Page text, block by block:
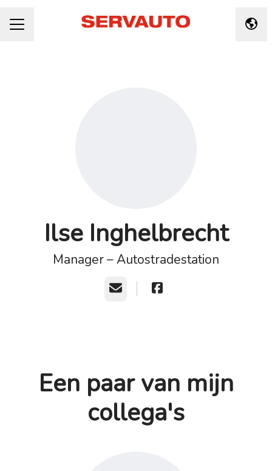
CARRIÈREMENU Taal
Ilse Inghelbrecht
Manager – Autostradestation
E-mailadres
Een paar van mijn
collega's